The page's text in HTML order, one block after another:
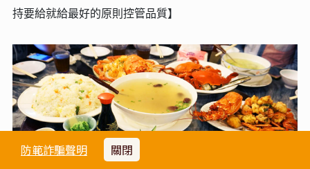
防範詐騙聲明 關閉
持要給就給最好的原則控管品質】